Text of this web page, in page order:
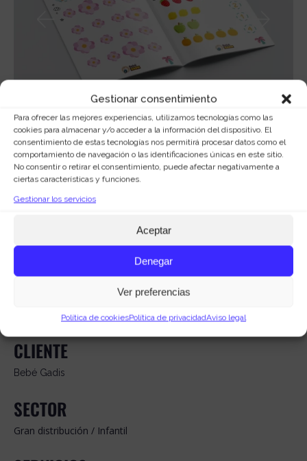
Gestionar consentimiento
Para ofrecer las mejores experiencias, utilizamos tecnologías como las
cookies para almacenar y/o acceder a la información del dispositivo. El
consentimiento de estas tecnologías nos permitirá procesar datos como el
comportamiento de navegación o las identificaciones únicas en este sitio.
No consentir o retirar el consentimiento, puede afectar negativamente a
ciertas características y funciones.
Gestionar los servicios
Aceptar
Denegar
Ver preferencias
Política de cookiesPolítica de privacidadAviso legal
SOBRE ESTE PROYECTO
En el marco del programaBebé Gadis, diseñamos la página
web oficial con un enfoque visual fresco y cercano, alineado
con el universo infantil y la marca Gadis. Además, dimos un
creando el diseño de la mochila que actualmente se entrega a
las familias. El proyecto incluyó también el desarrollo de
estrategias de email marketing
contenidos de la web(recetas, consejos de crianza,
de madres y padres.
CLIENTE
Bebé Gadis
SECTOR
Gran distribución / Infantil